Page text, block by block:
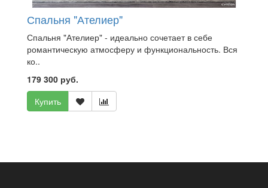
Спальня "Ателиер"
Спальня "Ателиер" - идеально сочетает в себе
романтическую атмосферу и функциональность. Вся
ко..
179 300 руб.
Купить